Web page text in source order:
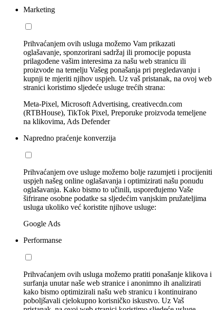
Marketing
Prihvaćanjem ovih usluga možemo Vam prikazati
oglašavanje, sponzorirani sadržaj ili promocije popusta
prilagođene vašim interesima za našu web stranicu ili
proizvode na temelju Vašeg ponašanja pri pregledavanju i
kupnji te mjeriti njihov uspjeh. Uz vaš pristanak, na ovoj web
stranici koristimo sljedeće usluge trećih strana:
Meta-Pixel, Microsoft Advertising, creativecdn.com
(RTBHouse), TikTok Pixel, Preporuke proizvoda temeljene
na klikovima, Ads Defender
Napredno praćenje konverzija
Prihvaćanjem ove usluge možemo bolje razumjeti i procijeniti
uspjeh našeg online oglašavanja i optimizirati našu ponudu
oglašavanja. Kako bismo to učinili, uspoređujemo Vaše
šifrirane osobne podatke sa sljedećim vanjskim pružateljima
usluga ukoliko već koristite njihove usluge:
Google Ads
Performanse
Prihvaćanjem ovih usluga možemo pratiti ponašanje klikova i
surfanja unutar naše web stranice i anonimno ih analizirati
kako bismo optimizirali našu web stranicu i kontinuirano
poboljšavali cjelokupno korisničko iskustvo. Uz Vaš